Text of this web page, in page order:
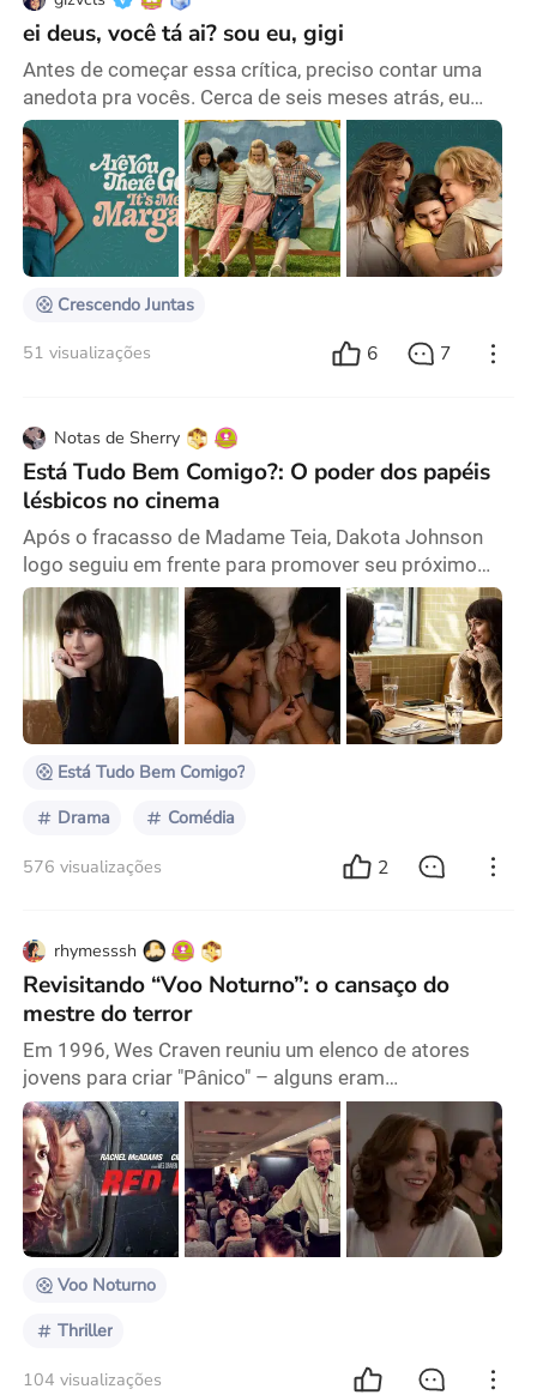
ei deus, você tá ai? sou eu, gigi
Antes de começar essa crítica, preciso contar uma
anedota pra vocês. Cerca de seis meses atrás, eu
desisti de ter o controle da minha watchlist de filmes -
passou dos 1000, eu realmente desisti. Então, eu
desenvolvi uma forma de sorteio que escolhesse o
meu filme da noite de forma aleatória, na intenção de
tentar diminuir essa lista interminável, e de evitar que
eu passasse horas e mais horas nave
Crescendo Juntas
51 visualizações 6 7
Notas de Sherry
Está Tudo Bem Comigo?: O poder dos papéis
lésbicos no cinema
Após o fracasso de Madame Teia, Dakota Johnson
logo seguiu em frente para promover seu próximo
filme. Ela fez a coisa certa. Se Madame Teia foi um
desastre de bilheteria, Está Tudo Bem Comigo? é a
equipe de resgate que a salva das ruínas. Aos meus
olhos, Johnson é uma mulher muito gentil. Ela exala
um tipo de sensualidade não convencional com seu
comportamento inocente, frágil e honesto. Sob um ex
Está Tudo Bem Comigo?
Drama Comédia
576 visualizações 2
rhymesssh
Revisitando “Voo Noturno”: o cansaço do
mestre do terror
Em 1996, Wes Craven reuniu um elenco de atores
jovens para criar "Pânico" – alguns eram
personalidades da TV, enquanto outros eram
totalmente desconhecidos. Craven ficou satisfeito
com o grupo, que trouxe uma energia vibrante ao
filme e resultou em um milagre de bilheteria. Um ano
depois, dirigiu "Pânico 2", seguido de "Pânico 3" em
2000. Nesse momento, o mestre do terror estava
exausto e queria d
Voo Noturno
Thriller
104 visualizações